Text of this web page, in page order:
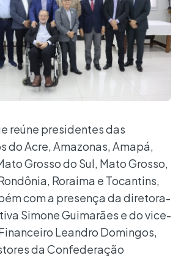
reúne presidentes das
do Acre, Amazonas, Amapá,
Grosso do Sul, Mato Grosso,
Roraima e Tocantins,
com a presença da diretora-
Simone Guimarães e do vice-
Leandro Domingos,
da Confederação